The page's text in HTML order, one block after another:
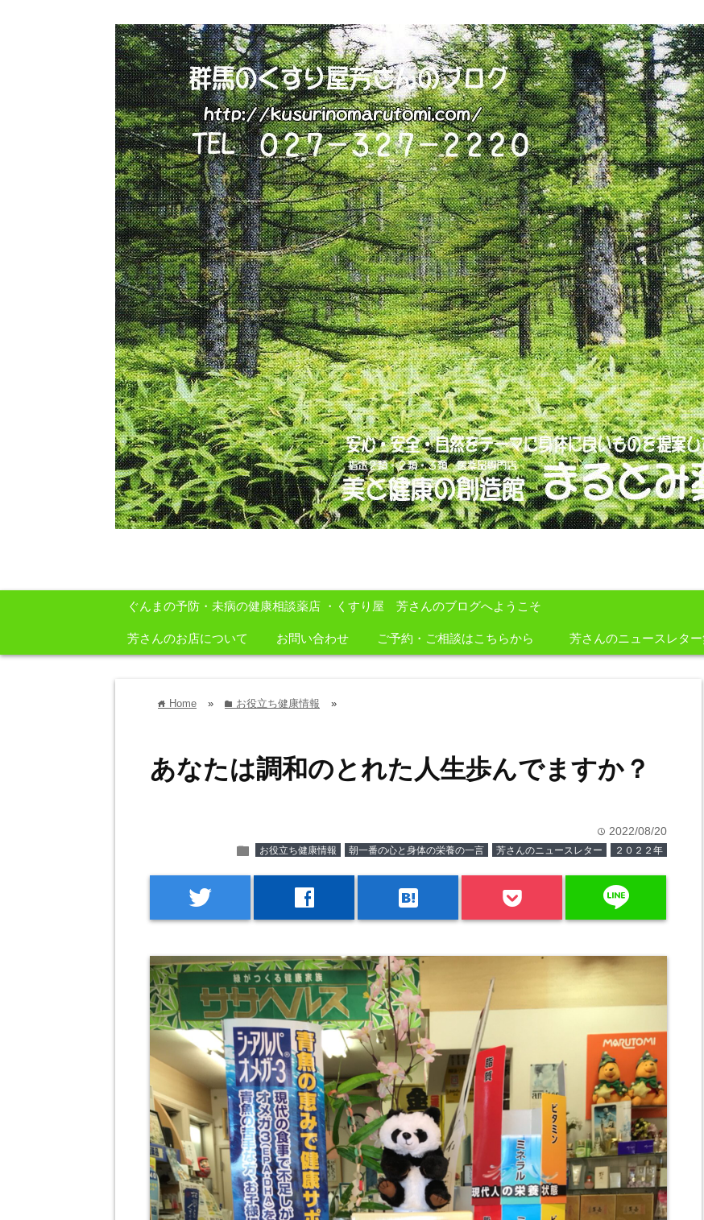
ぐんまの予防・未病の健康相談薬店 ・くすり屋 芳さんのブログへようこそ
芳さんのお店について お問い合わせ ご予約・ご相談はこちらから 芳さんのニュースレタ
home Home » folder お役立ち健康情報 »
あなたは調和のとれた人生歩んでますか？
time 2022/08/20
folder お役立ち健康情報 朝一番の心と身体の栄養の一言 芳さんのニュースレター ２０２２年
twitter facebook hatenabookmark line